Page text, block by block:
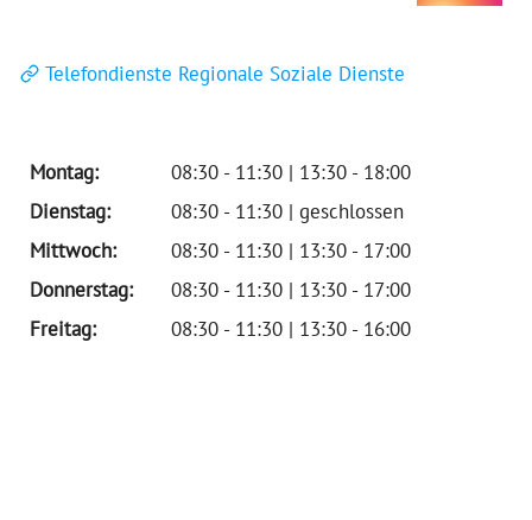
Telefondienste Regionale Soziale Dienste
Montag:
08:30 - 11:30 | 13:30 - 18:00
Dienstag:
08:30 - 11:30 | geschlossen
Mittwoch:
08:30 - 11:30 | 13:30 - 17:00
Donnerstag:
08:30 - 11:30 | 13:30 - 17:00
Freitag:
08:30 - 11:30 | 13:30 - 16:00